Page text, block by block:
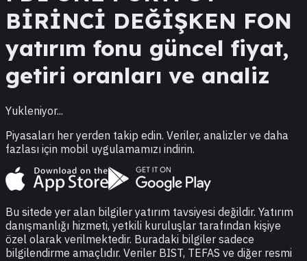
BİRİNCİ DEĞİŞKEN FON
yatırım fonu güncel fiyat,
getiri oranları ve analiz
Yukleniyor...
Piyasaları her yerden takip edin. Veriler, analizler ve daha
fazlası için mobil uygulamamızı indirin.
Bu sitede yer alan bilgiler yatırım tavsiyesi değildir. Yatırım
danışmanlığı hizmeti, yetkili kuruluşlar tarafından kişiye
özel olarak verilmektedir. Buradaki bilgiler sadece
bilgilendirme amaçlıdır. Veriler BIST, TEFAS ve diğer resmi